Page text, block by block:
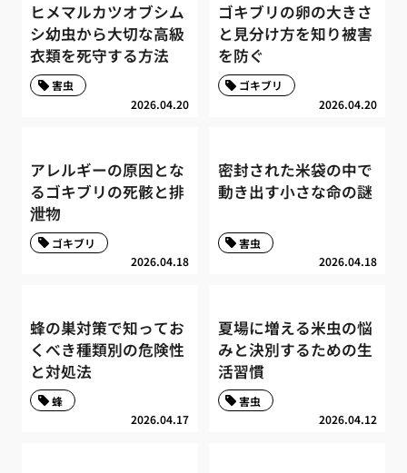
ヒメマルカツオブシム
シ幼虫から大切な高級
衣類を死守する方法
2026.04.20
害虫
ゴキブリの卵の大きさ
と見分け方を知り被害
を防ぐ
2026.04.20
ゴキブリ
アレルギーの原因とな
るゴキブリの死骸と排
泄物
2026.04.18
ゴキブリ
密封された米袋の中で
動き出す小さな命の謎
2026.04.18
害虫
蜂の巣対策で知ってお
くべき種類別の危険性
と対処法
2026.04.17
蜂
夏場に増える米虫の悩
みと決別するための生
活習慣
2026.04.12
害虫